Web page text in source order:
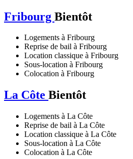
Fribourg Bientôt
Logements à Fribourg
Reprise de bail à Fribourg
Location classique à Fribourg
Sous-location à Fribourg
Colocation à Fribourg
La Côte Bientôt
Logements à La Côte
Reprise de bail à La Côte
Location classique à La Côte
Sous-location à La Côte
Colocation à La Côte